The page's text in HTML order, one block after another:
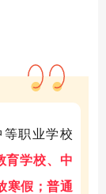
职业学校
育学校、中
寒假；普通